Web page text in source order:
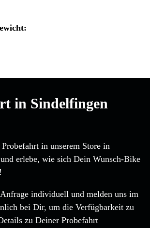
in Sindelfingen
in unserem Store in
erlebe, wie sich Dein Wunsch-Bike
individuell und melden uns im
bei Dir, um die Verfügbarkeit zu
zu Deiner Probefahrt